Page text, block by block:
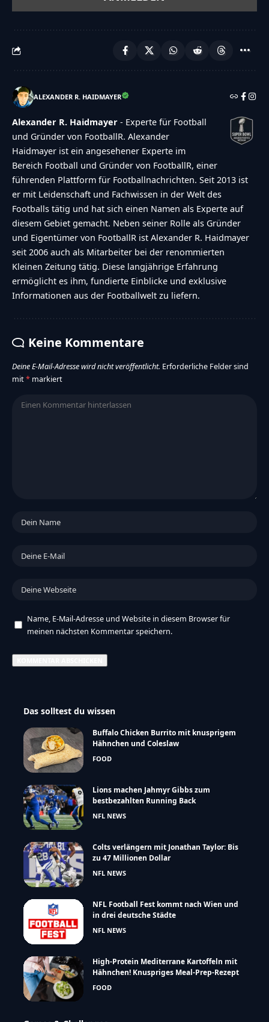
ALEXANDER R. HAIDMAYER
Alexander R. Haidmayer - Experte für Football
und Gründer von FootballR. Alexander
Haidmayer ist ein angesehener Experte im
Bereich Football und Gründer von FootballR, einer
führenden Plattform für Footballnachrichten. Seit 2013 ist
er mit Leidenschaft und Fachwissen in der Welt des
Footballs tätig und hat sich einen Namen als Experte auf
diesem Gebiet gemacht. Neben seiner Rolle als Gründer
und Eigentümer von FootballR ist Alexander R. Haidmayer
seit 2006 auch als Mitarbeiter bei der renommierten
Kleinen Zeitung tätig. Diese langjährige Erfahrung
ermöglicht es ihm, fundierte Einblicke und exklusive
Informationen aus der Footballwelt zu liefern.
Keine Kommentare
Deine E-Mail-Adresse wird nicht veröffentlicht. Erforderliche Felder sind
mit* markiert
Name, E-Mail-Adresse und Website in diesem Browser für
meinen nächsten Kommentar speichern.
Das solltest du wissen
Buffalo Chicken Burrito mit knusprigem
Hähnchen und Coleslaw
FOOD
Lions machen Jahmyr Gibbs zum
bestbezahlten Running Back
NFL NEWS
Colts verlängern mit Jonathan Taylor: Bis
zu 47 Millionen Dollar
NFL NEWS
NFL Football Fest kommt nach Wien und
in drei deutsche Städte
NFL NEWS
High-Protein Mediterrane Kartoffeln mit
Hähnchen! Knuspriges Meal-Prep-Rezept
FOOD